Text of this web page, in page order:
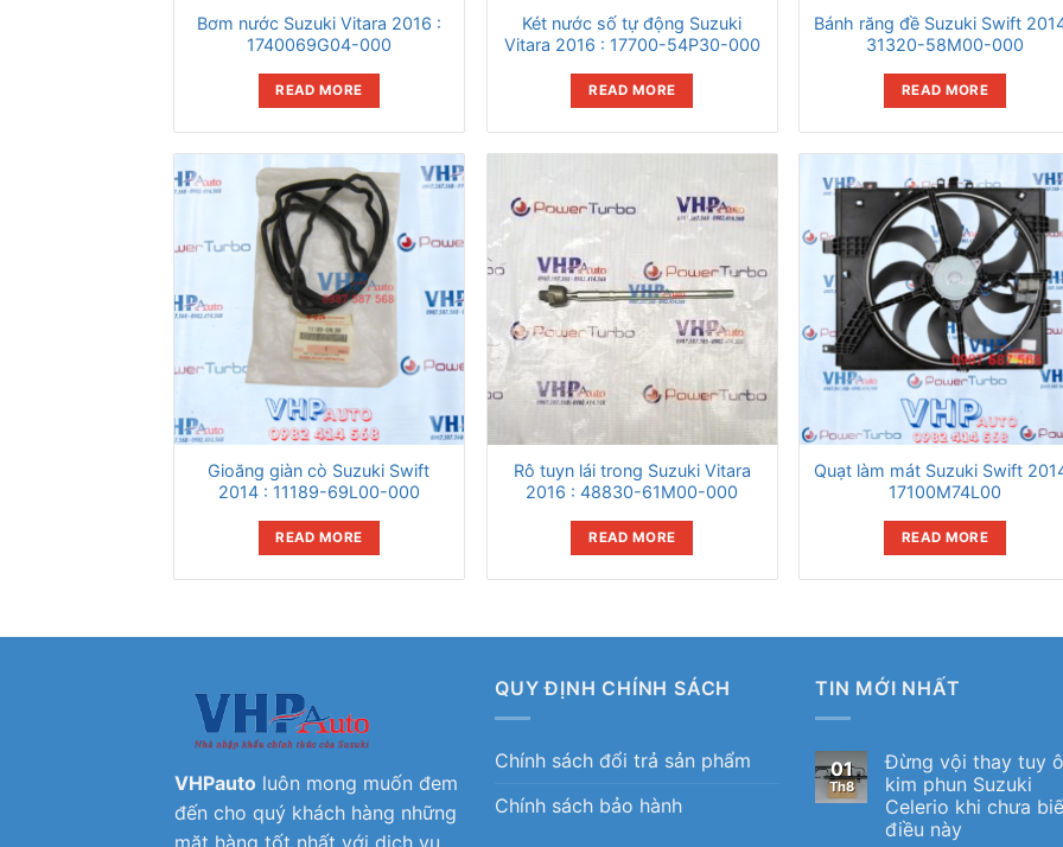
Bơm nước Suzuki Vitara 2016 :
1740069G04-000
READ MORE
Két nước số tự động Suzuki
Vitara 2016 : 17700-54P30-000
READ MORE
Bánh răng đề Suzuki Swift
31320-58M00-000
READ MORE
Gioăng giàn cò Suzuki Swift
2014 : 11189-69L00-000
READ MORE
Rô tuyn lái trong Suzuki Vitara
2016 : 48830-61M00-000
READ MORE
Quạt làm mát Suzuki Swift
17100M74L00
READ MORE
VHPauto luôn mong muốn đem
đến cho quý khách hàng những
QUY ĐỊNH CHÍNH SÁCH
Chính sách đổi trả sản phẩm
Chính sách bảo hành
TIN MỚI NHẤT
01
Th8
Đừng vội thay tuy ô
kim phun Suzuki
Celerio khi chưa
điều này